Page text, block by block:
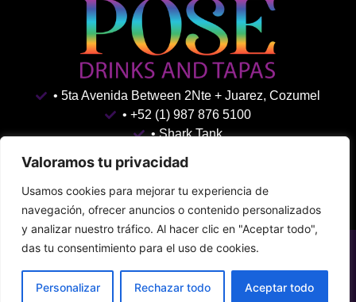
Valoramos tu privacidad
Usamos cookies para mejorar tu experiencia de
navegación, ofrecer anuncios o contenido personalizados
y analizar nuestro tráfico. Al hacer clic en "Aceptar todo",
das tu consentimiento para el uso de cookies.
Personalizar Rechazar todo Aceptar todo
• 5ta Avenida Between 2Nte + Juarez, Cozumel
• +52 (1) 987 876 5100
• Shark Tank
Terms & ConditionsPrivacy Policy